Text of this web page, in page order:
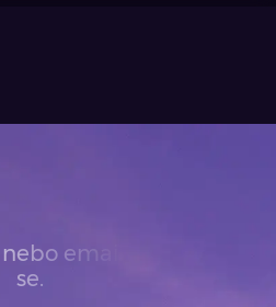
email. Ozveme
se.